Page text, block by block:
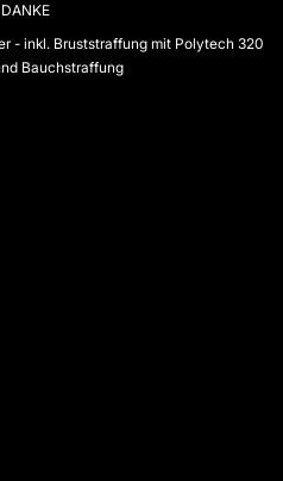
- inkl. Bruststraffung mit Polytech 320
Bauchstraffung